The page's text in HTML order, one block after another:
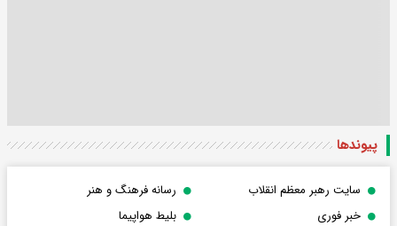
پیوندها
سایت رهبر معظم انقلاب
رسانه فرهنگ و هنر
خبر فوری
بلیط هواپیما